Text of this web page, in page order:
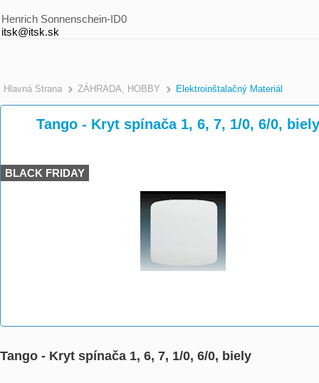
Henrich Sonnenschein-ID0
itsk@itsk.sk
Hlavná Strana >
ZÁHRADA, HOBBY >
Elektroinštalačný Materiál
Tango - Kryt spínača 1, 6, 7, 1/0, 6/0, biely
BLACK FRIDAY
Tango - Kryt spínača 1, 6, 7, 1/0, 6/0, biely